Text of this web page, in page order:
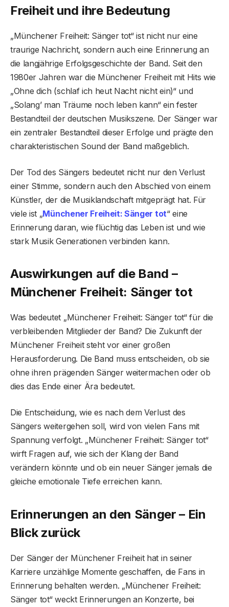
Freiheit und ihre Bedeutung
„Münchener Freiheit: Sänger tot“ ist nicht nur eine
traurige Nachricht, sondern auch eine Erinnerung an
die langjährige Erfolgsgeschichte der Band. Seit den
1980er Jahren war die Münchener Freiheit mit Hits wie
„Ohne dich (schlaf ich heut Nacht nicht ein)“ und
„Solang’ man Träume noch leben kann“ ein fester
Bestandteil der deutschen Musikszene. Der Sänger war
ein zentraler Bestandteil dieser Erfolge und prägte den
charakteristischen Sound der Band maßgeblich.
Der Tod des Sängers bedeutet nicht nur den Verlust
einer Stimme, sondern auch den Abschied von einem
Künstler, der die Musiklandschaft mitgeprägt hat. Für
viele ist „Münchener Freiheit: Sänger tot“ eine
Erinnerung daran, wie flüchtig das Leben ist und wie
stark Musik Generationen verbinden kann.
Auswirkungen auf die Band –
Münchener Freiheit: Sänger tot
Was bedeutet „Münchener Freiheit: Sänger tot“ für die
verbleibenden Mitglieder der Band? Die Zukunft der
Münchener Freiheit steht vor einer großen
Herausforderung. Die Band muss entscheiden, ob sie
ohne ihren prägenden Sänger weitermachen oder ob
dies das Ende einer Ära bedeutet.
Die Entscheidung, wie es nach dem Verlust des
Sängers weitergehen soll, wird von vielen Fans mit
Spannung verfolgt. „Münchener Freiheit: Sänger tot“
wirft Fragen auf, wie sich der Klang der Band
verändern könnte und ob ein neuer Sänger jemals die
gleiche emotionale Tiefe erreichen kann.
Erinnerungen an den Sänger – Ein
Blick zurück
Der Sänger der Münchener Freiheit hat in seiner
Karriere unzählige Momente geschaffen, die Fans in
Erinnerung behalten werden. „Münchener Freiheit:
Sänger tot“ weckt Erinnerungen an Konzerte, bei